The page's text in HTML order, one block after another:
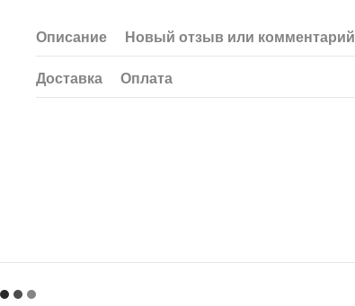
Описание Новый отзыв или комментарий
Доставка Оплата